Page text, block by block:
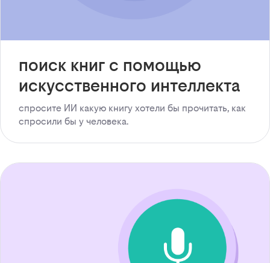
поиск книг с помощью
искусственного интеллекта
спросите ИИ какую книгу хотели бы прочитать, как
спросили бы у человека.